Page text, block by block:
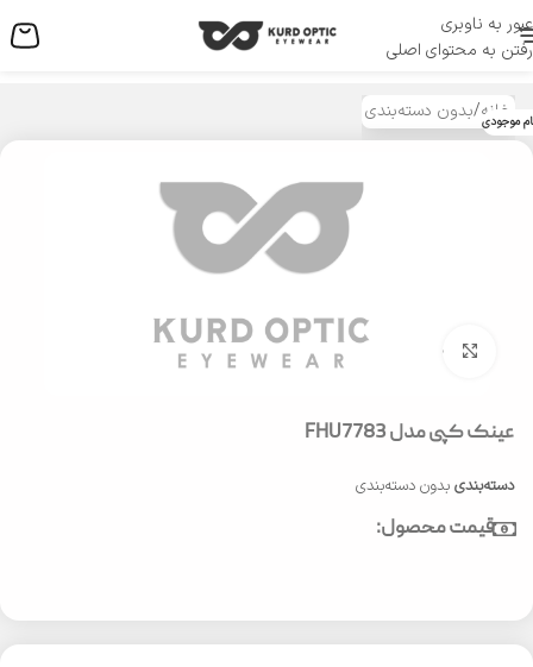
عبور به ناوبری
رفتن به محتوای اصلی
منو
خانه/بدون دسته‌بندی موجودی
بزرگنمایی تصویر
عینک کپی مدل FHU7783
دسته‌بندی بدون دسته‌بندی
قیمت محصول: